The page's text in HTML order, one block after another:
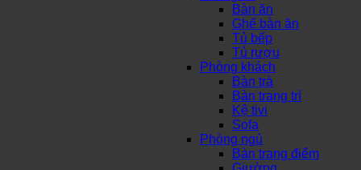
Bàn ăn
Ghế bàn ăn
Tủ bếp
Tủ rượu
Phòng khách
Bàn trà
Bàn trang trí
Kệ tivi
Sofa
Phòng ngủ
Bàn trang điểm